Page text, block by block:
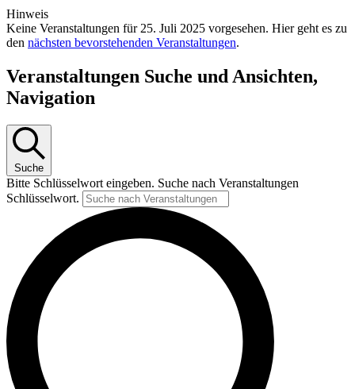
Hinweis
Keine Veranstaltungen für 25. Juli 2025 vorgesehen. Hier geht es zu
den nächsten bevorstehenden Veranstaltungen.
Veranstaltungen Suche und Ansichten,
Navigation
Suche
Bitte Schlüsselwort eingeben. Suche nach Veranstaltungen
Schlüsselwort.